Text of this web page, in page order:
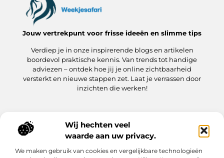
Wij hechten veel
waarde aan uw privacy.
We maken gebruik van cookies en vergelijkbare technologieën
Jouw vertrekpunt voor frisse ideeën en slimme tips
Verdiep je in onze inspirerende blogs en artikelen
boordevol praktische kennis. Van trends tot handige
adviezen – ontdek hoe jij je online zichtbaarheid
versterkt en nieuwe stappen zet. Laat je verrassen door
inzichten die werken!
Onze informatie
Bericht categorie